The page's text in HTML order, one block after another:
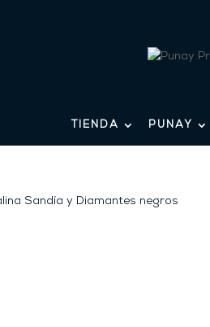
TIENDA PUNAY
Sandía y Diamantes negros